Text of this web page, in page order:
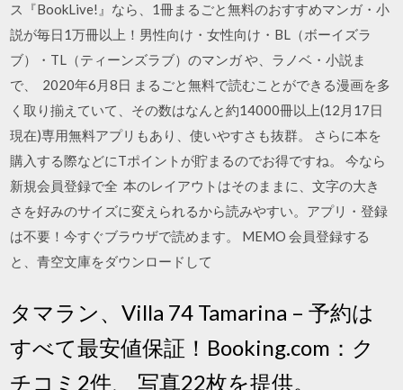
ス『BookLive!』なら、1冊まるごと無料のおすすめマンガ・小
説が毎日1万冊以上！男性向け・女性向け・BL（ボーイズラ
ブ）・TL（ティーンズラブ）のマンガ や、ラノベ・小説ま
で、 2020年6月8日 まるごと無料で読むことができる漫画を多
く取り揃えていて、その数はなんと約14000冊以上(12月17日
現在)専用無料アプリもあり、使いやすさも抜群。 さらに本を
購入する際などにTポイントが貯まるのでお得ですね。 今なら
新規会員登録で全 本のレイアウトはそのままに、文字の大き
さを好みのサイズに変えられるから読みやすい。アプリ・登録
は不要！今すぐブラウザで読めます。 MEMO 会員登録する
と、青空文庫をダウンロードして
タマラン、Villa 74 Tamarina – 予約は
すべて最安値保証！Booking.com：ク
チコミ2件、 写真22枚を提供。